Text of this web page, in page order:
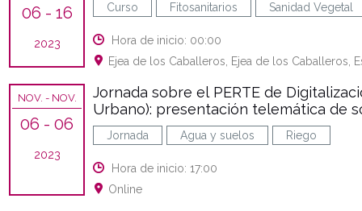
06 - 16
2023
Curso Fitosanitarios Sanidad Vegetal
Hora de inicio: 00:00
Ejea de los Caballeros, Ejea de los Caballeros,
NOV. - NOV.
06 - 06
2023
Jornada sobre el PERTE de
Urbano): presentación telemática de
Jornada Agua y suelos Riego
Hora de inicio: 17:00
Online